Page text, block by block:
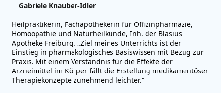
Gabriele Knauber-Idler
Heilpraktikerin, Facha­pothekerin für Offizinpharmazie,
Homöopathie und Naturheilkunde, Inh. der Blasius
Apotheke Freiburg. „Ziel meines Unterrichts ist der
Einstieg in pharmakologisches Basiswissen mit Bezug zur
Praxis. Mit einem Verständnis für die Effekte der
Arzneimittel im Körper fällt die Erstellung medika­mentöser
Therapiekonzepte zunehmend leichter.“